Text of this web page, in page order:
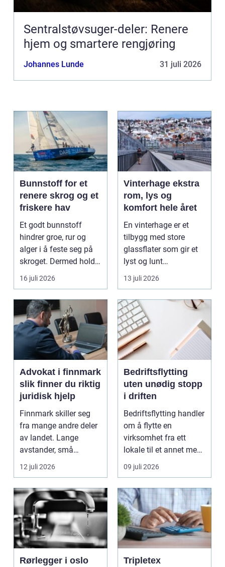
Sentralstøvsuger-deler: Renere
hjem og smartere rengjøring
Johannes Lunde 31 juli 2026
Bunnstoff for et
renere skrog og et
friskere hav
Et godt bunnstoff
hindrer groe, rur og
alger i å feste seg på
skroget. Dermed holder
båten bedre far...
16 juli 2026
Vinterhage ekstra
rom, lys og
komfort hele året
En vinterhage er et
tilbygg med store
glassflater som gir et
lyst og lunt
oppholdsrom nær
hagen, ogs...
13 juli 2026
Advokat i finnmark
slik finner du riktig
juridisk hjelp
Finnmark skiller seg
fra mange andre deler
av landet. Lange
avstander, små
lokalsamfunn, sterk
tilkn...
12 juli 2026
Bedriftsflytting
uten unødig stopp
i driften
Bedriftsflytting handler
om å flytte en
virksomhet fra ett
lokale til et annet med
minst mulig...
09 juli 2026
Rørlegger i oslo
Tripletex